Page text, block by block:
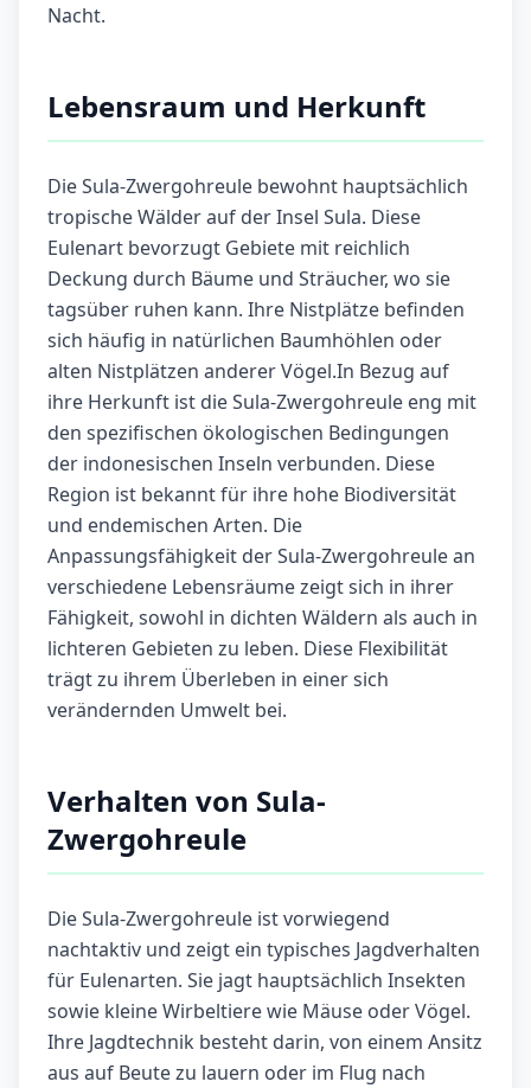
Nacht.
Lebensraum und Herkunft
Die Sula-Zwergohreule bewohnt hauptsächlich
tropische Wälder auf der Insel Sula. Diese
Eulenart bevorzugt Gebiete mit reichlich
Deckung durch Bäume und Sträucher, wo sie
tagsüber ruhen kann. Ihre Nistplätze befinden
sich häufig in natürlichen Baumhöhlen oder
alten Nistplätzen anderer Vögel.In Bezug auf
ihre Herkunft ist die Sula-Zwergohreule eng mit
den spezifischen ökologischen Bedingungen
der indonesischen Inseln verbunden. Diese
Region ist bekannt für ihre hohe Biodiversität
und endemischen Arten. Die
Anpassungsfähigkeit der Sula-Zwergohreule an
verschiedene Lebensräume zeigt sich in ihrer
Fähigkeit, sowohl in dichten Wäldern als auch in
lichteren Gebieten zu leben. Diese Flexibilität
trägt zu ihrem Überleben in einer sich
verändernden Umwelt bei.
Verhalten von Sula-
Zwergohreule
Die Sula-Zwergohreule ist vorwiegend
nachtaktiv und zeigt ein typisches Jagdverhalten
für Eulenarten. Sie jagt hauptsächlich Insekten
sowie kleine Wirbeltiere wie Mäuse oder Vögel.
Ihre Jagdtechnik besteht darin, von einem Ansitz
aus auf Beute zu lauern oder im Flug nach